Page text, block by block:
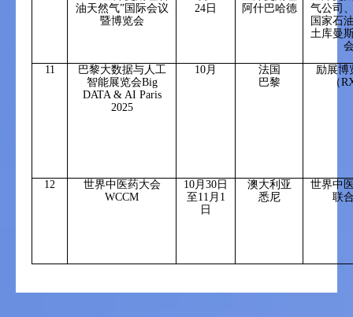
油天然气”国际会议
暨博览会
24 日
阿什巴哈德
气公司
国家石
土库曼
11
巴黎大数据与人工
智能展览会Big
DATA & AI Paris
2025
10月
法国
巴黎
励展博
（
12
世界中医药大会
WCCM
10月 30 日
至 11 月 1
日
澳大利亚
悉尼
世界中
联